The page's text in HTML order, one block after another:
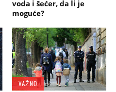
voda i šećer, da li je
moguće?
VAŽNO